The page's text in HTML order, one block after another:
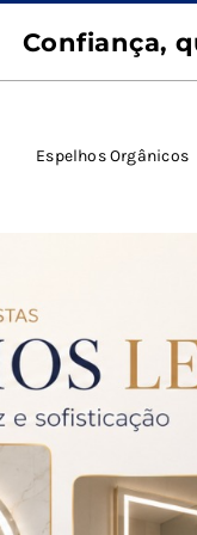
Espelhos Orgânicos